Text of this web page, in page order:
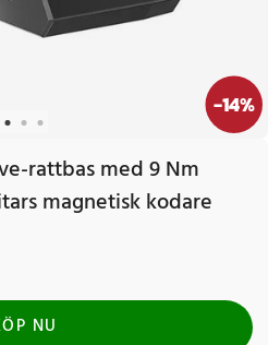
-14%
rattbas med 9 Nm
magnetisk kodare
NU